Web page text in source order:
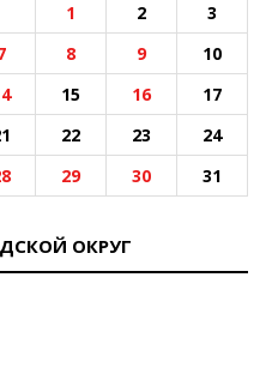
1 2
3
8 9
10
15 16
17
22 23
24
29 30 31
ОКРУГ